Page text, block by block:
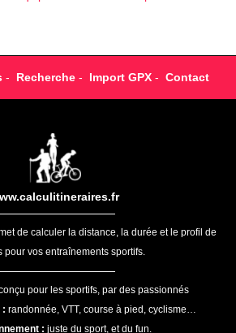
- Recherche- Import GPX- Contact
de calculer la distance, la durée et le profil de
pour vos entraînements sportifs.
pour les sportifs, par des passionnés
: randonnée, VTT, course à pied, cyclisme…
: juste du sport, et du fun.